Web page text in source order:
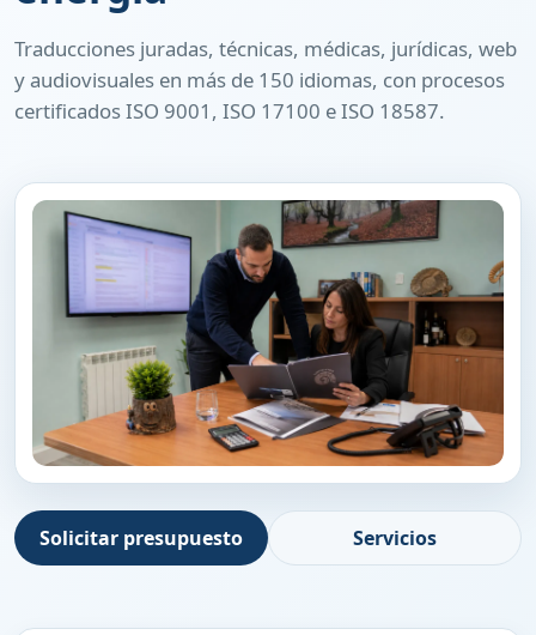
Traducciones juradas, técnicas, médicas, jurídicas, web
y audiovisuales en más de 150 idiomas, con procesos
certificados ISO 9001, ISO 17100 e ISO 18587.
Solicitar presupuesto Servicios